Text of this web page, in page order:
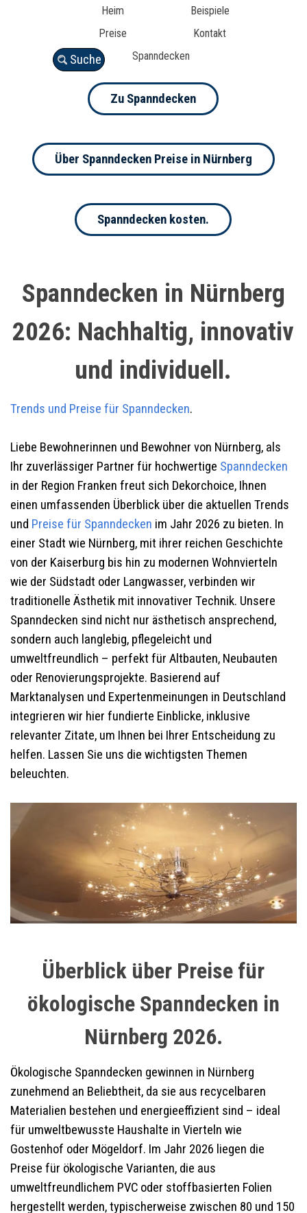
Heim
Beispiele
Preise
Kontakt
Spanndecken
Suche
Zu Spanndecken
Über Spanndecken Preise in Nürnberg
Spanndecken kosten.
Spanndecken in Nürnberg
2026: Nachhaltig, innovativ
und individuell.
Trends und Preise für Spanndecken.
Liebe Bewohnerinnen und Bewohner von Nürnberg, als
Ihr zuverlässiger Partner für hochwertige Spanndecken
in der Region Franken freut sich Dekorchoice, Ihnen
einen umfassenden Überblick über die aktuellen Trends
und Preise für Spanndecken im Jahr 2026 zu bieten. In
einer Stadt wie Nürnberg, mit ihrer reichen Geschichte
von der Kaiserburg bis hin zu modernen Wohnvierteln
wie der Südstadt oder Langwasser, verbinden wir
traditionelle Ästhetik mit innovativer Technik. Unsere
Spanndecken sind nicht nur ästhetisch ansprechend,
sondern auch langlebig, pflegeleicht und
umweltfreundlich – perfekt für Altbauten, Neubauten
oder Renovierungsprojekte. Basierend auf
Marktanalysen und Expertenmeinungen in Deutschland
integrieren wir hier fundierte Einblicke, inklusive
relevanter Zitate, um Ihnen bei Ihrer Entscheidung zu
helfen. Lassen Sie uns die wichtigsten Themen
beleuchten.
Überblick über Preise für
ökologische Spanndecken in
Nürnberg 2026.
Ökologische Spanndecken gewinnen in Nürnberg
zunehmend an Beliebtheit, da sie aus recycelbaren
Materialien bestehen und energieeffizient sind – ideal
für umweltbewusste Haushalte in Vierteln wie
Gostenhof oder Mögeldorf. Im Jahr 2026 liegen die
Preise für ökologische Varianten, die aus
umweltfreundlichem PVC oder stoffbasierten Folien
hergestellt werden, typischerweise zwischen 80 und 150